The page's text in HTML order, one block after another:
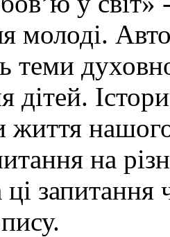
молоді.
теми
дітей.
життя
на
ці